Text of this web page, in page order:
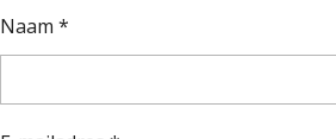
Naam *